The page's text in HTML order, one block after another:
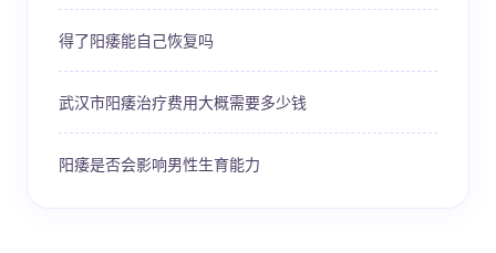
得了阳痿能自己恢复吗
武汉市阳痿治疗费用大概需要多少钱
阳痿是否会影响男性生育能力